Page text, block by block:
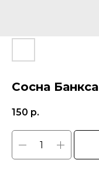
Сосна Банкса
150 р.